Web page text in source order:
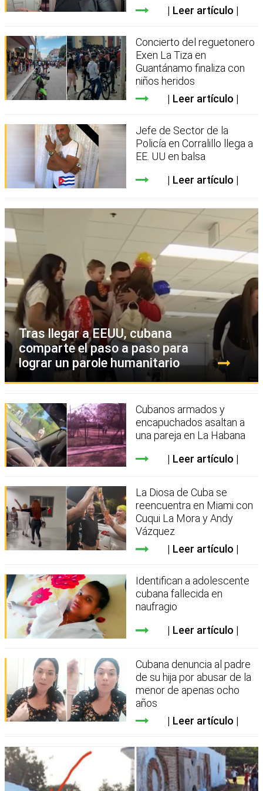
Leer artículo
Concierto del reguetonero
Exen La Tiza en
Guantánamo finaliza con
niños heridos
Leer artículo
Jefe de Sector de la
Policía en Corralillo llega a
EE. UU en balsa
Leer artículo
Tras llegar a EEUU, cubana
comparte el paso a paso para
lograr un parole humanitario
Cubanos armados y
encapuchados asaltan a
una pareja en La Habana
Leer artículo
La Diosa de Cuba se
reencuentra en Miami con
Cuqui La Mora y Andy
Vázquez
Leer artículo
Identifican a adolescente
cubana fallecida en
naufragio
Leer artículo
Cubana denuncia al padre
de su hija por abusar de la
menor de apenas ocho
años
Leer artículo